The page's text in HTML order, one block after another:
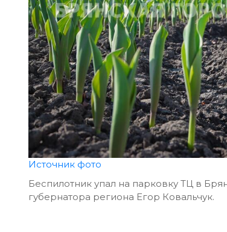
Источник фото
Беспилотник упал на парковку ТЦ в
губернатора региона Егор Ковальчук.